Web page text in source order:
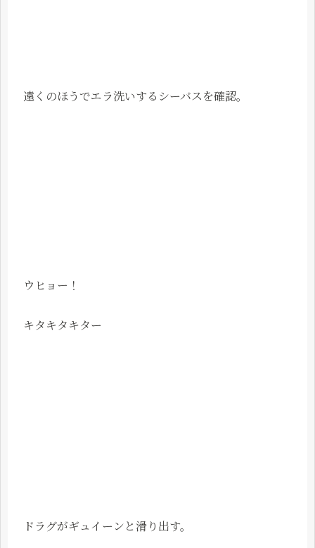
遠くのほうでエラ洗いするシーバスを確認。
ウヒョー！
キタキタキター
ドラグがギュイーンと滑り出す。